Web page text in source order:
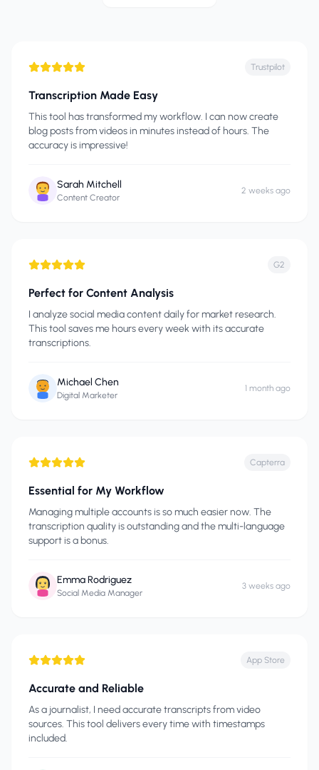
Trustpilot
Transcription Made Easy
This tool has transformed my workflow. I can now create
blog posts from videos in minutes instead of hours. The
accuracy is impressive!
Sarah Mitchell
Content Creator
2 weeks ago
G2
Perfect for Content Analysis
I analyze social media content daily for market research.
This tool saves me hours every week with its accurate
transcriptions.
Michael Chen
Digital Marketer
1 month ago
Capterra
Essential for My Workflow
Managing multiple accounts is so much easier now. The
transcription quality is outstanding and the multi-language
support is a bonus.
Emma Rodriguez
Social Media Manager
3 weeks ago
App Store
Accurate and Reliable
As a journalist, I need accurate transcripts from video
sources. This tool delivers every time with timestamps
included.